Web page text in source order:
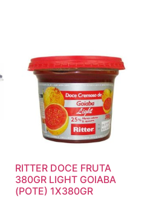
RITTER DOCE FRUTA
380GR LIGHT GOIABA
(POTE) 1X380GR